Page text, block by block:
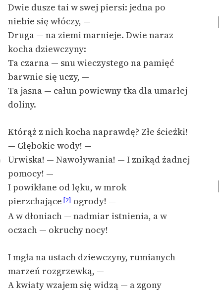
Feministyczne inspiracje.
Popularyzacja
skandynawskiej literatury
Ręce pełne poezji
Kolekcje edukacyjne
twórców przechodzących
lektur szkolnych oraz
Starego Testamentu
Odkurzamy bohaterów
Szkoła Poezji Wolnych
Lektur
O nas
O projekcie
Zespół
Dwie dusze tai w swej piersi: jedna po
niebie się włóczy, —
Druga — na ziemi marnieje. Dwie naraz
kocha dziewczyny:
Ta czarna — snu wieczystego na pamięć
barwnie się uczy, —
Ta jasna — całun powiewny tka dla umarłej
doliny.
Którąż z nich kocha naprawdę? Złe ścieżki!
— Głębokie wody! —
Urwiska! — Nawoływania! — I znikąd żadnej
pomocy! —
I powikłane od lęku, w mrok
pierzchające [2] ogrody! —
A w dłoniach — nadmiar istnienia, a w
oczach — okruchy nocy!
I mgła na ustach dziewczyny, rumianych
marzeń rozgrzewką, —
A kwiaty wzajem się widzą — a zgony